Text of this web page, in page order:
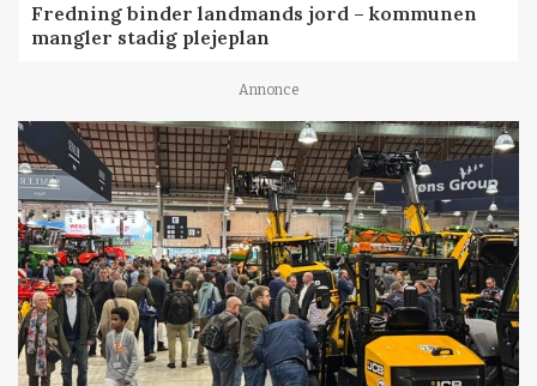
Fredning binder landmands jord – kommunen
mangler stadig plejeplan
Annonce